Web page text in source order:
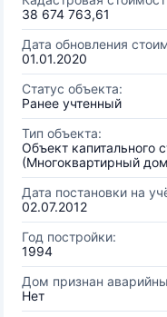
38 674 763,61
Дата обновления
01.01.2020
Статус объекта:
Ранее учтенный
Тип объекта:
Объект капитального
(Многоквартирный
Дата постановки на
02.07.2012
Год постройки:
1994
Дом признан
Нет